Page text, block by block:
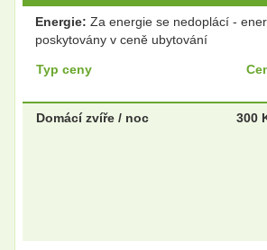
Energie: Za energie se nedoplácí -
poskytovány v ceně ubytování
Typ ceny
Domácí zvíře / noc 300